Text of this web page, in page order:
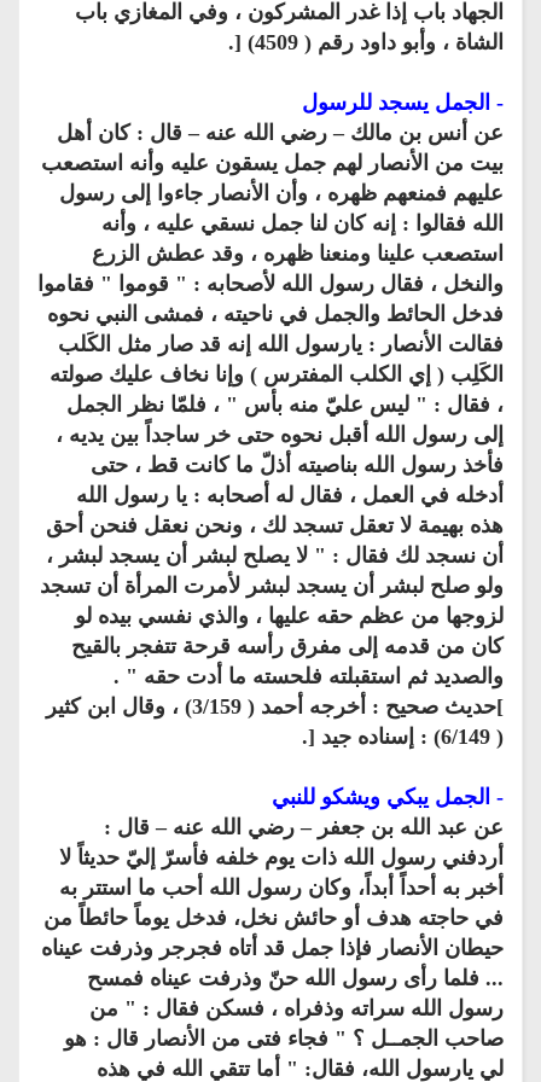
الجهاد باب إذا غدر المشركون ، وفي المغازي باب
الشاة ، وأبو داود رقم ( 4509) [.
- الجمل يسجد للرسول
عن أنس بن مالك – رضي الله عنه – قال : كان أهل
بيت من الأنصار لهم جمل يسقون عليه وأنه استصعب
عليهم فمنعهم ظهره ، وأن الأنصار جاءوا إلى رسول
الله فقالوا : إنه كان لنا جمل نسقي عليه ، وأنه
استصعب علينا ومنعنا ظهره ، وقد عطش الزرع
والنخل ، فقال رسول الله لأصحابه : " قوموا " فقاموا
فدخل الحائط والجمل في ناحيته ، فمشى النبي نحوه
فقالت الأنصار : يارسول الله إنه قد صار مثل الكَلب
الكَلِب ( إي الكلب المفترس ) وإنا نخاف عليك صولته
، فقال : " ليس عليّ منه بأس " ، فلمّا نظر الجمل
إلى رسول الله أقبل نحوه حتى خر ساجداً بين يديه ،
فأخذ رسول الله بناصيته أذلّ ما كانت قط ، حتى
أدخله في العمل ، فقال له أصحابه : يا رسول الله
هذه بهيمة لا تعقل تسجد لك ، ونحن نعقل فنحن أحق
أن نسجد لك فقال : " لا يصلح لبشر أن يسجد لبشر ،
ولو صلح لبشر أن يسجد لبشر لأمرت المرأة أن تسجد
لزوجها من عظم حقه عليها ، والذي نفسي بيده لو
كان من قدمه إلى مفرق رأسه قرحة تتفجر بالقيح
والصديد ثم استقبلته فلحسته ما أدت حقه " .
]حديث صحيح : أخرجه أحمد ( 3/159) ، وقال ابن كثير
( 6/149) : إسناده جيد [.
- الجمل يبكي ويشكو للنبي
عن عبد الله بن جعفر – رضي الله عنه – قال :
أردفني رسول الله ذات يوم خلفه فأسرّ إليّ حديثاً لا
أخبر به أحداً أبداً، وكان رسول الله أحب ما استتر به
في حاجته هدف أو حائش نخل، فدخل يوماً حائطاً من
حيطان الأنصار فإذا جمل قد أتاه فجرجر وذرفت عيناه
... فلما رأى رسول الله حنّ وذرفت عيناه فمسح
رسول الله سراته وذفراه ، فسكن فقال : " من
صاحب الجمــل ؟ " فجاء فتى من الأنصار قال : هو
لي يارسول الله، فقال: " أما تتقي الله في هذه